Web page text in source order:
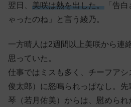
翌日、 美咲は熱を出した。 「告
ゃったのね」と言う綾乃。
一方晴人は2週間以上美咲から連
思っていた。
仕事ではミスも多く、チーフア
俊太郎）に怒鳴られっぱなし。
琴（若月佑美）からは、慰められ